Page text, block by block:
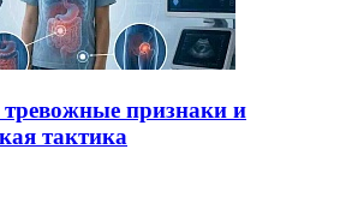
тревожные признаки и
тактика